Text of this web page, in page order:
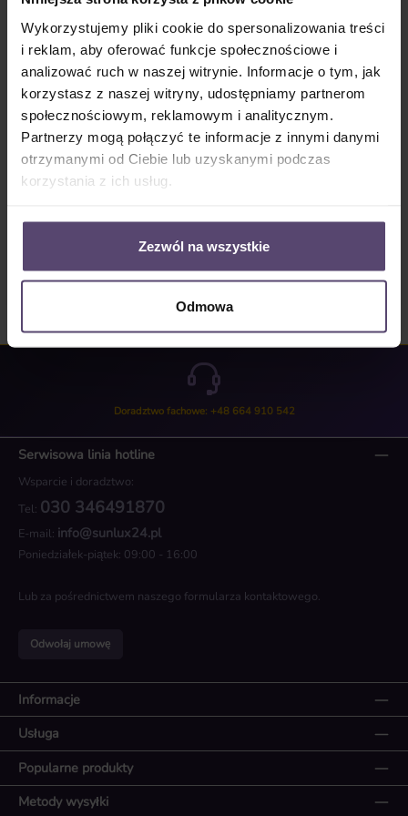
Wykorzystujemy pliki cookie do spersonalizowania treści
i reklam, aby oferować funkcje społecznościowe i
analizować ruch w naszej witrynie. Informacje o tym, jak
korzystasz z naszej witryny, udostępniamy partnerom
społecznościowym, reklamowym i analitycznym.
Partnerzy mogą połączyć te informacje z innymi danymi
otrzymanymi od Ciebie lub uzyskanymi podczas
korzystania z ich usług.
Zezwól na wszystkie
Odmowa
Ilość produktu: Wprowadź żądaną ilość lub użyj przycisków, aby zwiększyć lub
Do koszyka
Numer produktu:MU_JP_4090_PG5
Opis
Doradztwo fachowe: +48 664 910 542
Serwisowa linia hotline
Wsparcie i doradztwo:
Tel: 030 346491870
E-mail: info@sunlux24.pl
Poniedziałek-piątek: 09:00 - 16:00
Lub za pośrednictwem naszego formularza kontaktowego.
Odwołaj umowę
Informacje
Usługa
Popularne produkty
Metody wysyłki